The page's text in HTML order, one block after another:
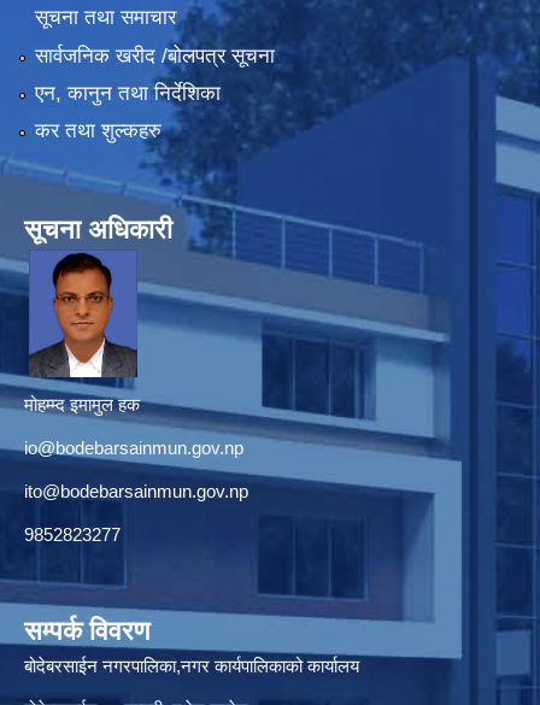
सूचना तथा समाचार
सार्वजनिक खरीद /बोलपत्र सूचना
एन, कानुन तथा निर्देशिका
कर तथा शुल्कहरु
सूचना अधिकारी
मोहम्म्द इमामुल हक
io@bodebarsainmun.gov.np
ito@bodebarsainmun.gov.np
9852823277
सम्पर्क विवरण
बोदेबरसाईन नगरपालिका,नगर कार्यपालिकाको कार्यालय